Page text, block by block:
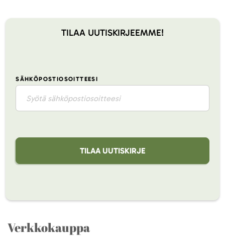
TILAA UUTISKIRJEEMME!
SÄHKÖPOSTIOSOITTEESI
TILAA UUTISKIRJE
Verkkokauppa